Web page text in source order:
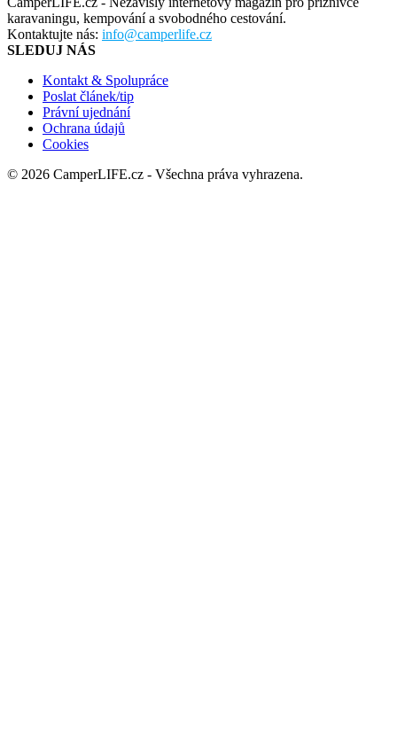
karavaningu, kempování a svobodného cestování.
Kontaktujte nás: info@camperlife.cz
SLEDUJ NÁS
Kontakt & Spolupráce
Poslat článek/tip
Právní ujednání
Ochrana údajů
Cookies
© 2026 CamperLIFE.cz - Všechna práva vyhrazena.